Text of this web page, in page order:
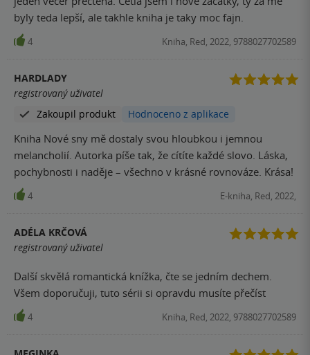
spoločné bláznenie (napríklad pri umývaní auta alebo
počas detského tábora). Pri týchto scénach som sa
usmievala ako slniečko na hnoji. Green Valley je mestečko,
obyvatelia sa starajú jeden o druhého a nikdy sa nenechajú
v štichu. Aj príroda je tu krásna, čo prospieva k príjemnej,
priateľskej atmosfére. Autorkin štýl mi sedí, príbeh sa čítal
Dokázala by som ju prečítať aj na jedno posedenie. Celú
sériu vám odporúčam, ide o NA slow burn romantiku. Prvý
a tretí diel sa mi páčili na rovnakej úrovni, druhý diel bol v
porovnaní s nimi trochu slabší. Už teraz sa teším na ďalší
byly teda lepší, ale takhle kniha je taky moc fajn.
4 Kniha, Red, 2022, 9788027702589
HARDLADY
registrovaný uživatel
Zakoupil produkt
Hodnoceno z aplikace
Kniha Nové sny mě dostaly svou hloubkou i jemnou
melancholií. Autorka píše tak, že cítíte každé slovo. Láska,
pochybnosti i naděje – všechno v krásné rovnováze. Krása!
4 E-kniha, Red, 2022,
ADÉLA KRČOVÁ
registrovaný uživatel
Další skvělá romantická knížka, čte se jedním dechem.
Všem doporučuji, tuto sérii si opravdu musíte přečíst
4 Kniha, Red, 2022, 9788027702589